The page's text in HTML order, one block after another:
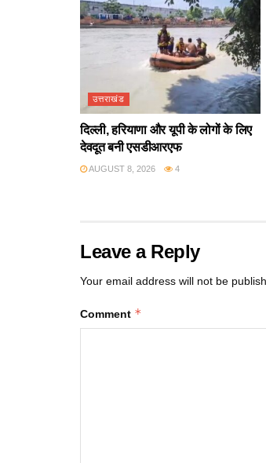
उत्तराखंड
दिल्ली, हरियाणा और यूपी के लोगों के लिए
देवदूत बनी एसडीआरएफ
AUGUST 8, 2026 4
Leave a Reply
Your email address will not be
Comment *